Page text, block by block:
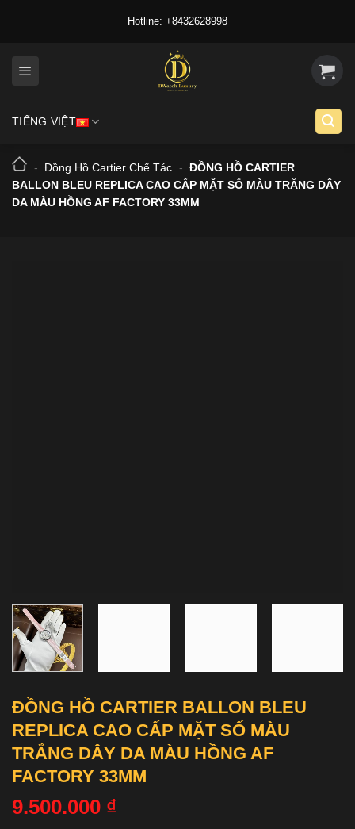
Hotline: +8432628998
TIẾNG VIỆT
- Đồng Hồ Cartier Chế Tác - ĐỒNG HỒ CARTIER
BALLON BLEU REPLICA CAO CẤP MẶT SỐ MÀU TRẮNG DÂY
DA MÀU HỒNG AF FACTORY 33MM
ĐỒNG HỒ CARTIER BALLON BLEU
REPLICA CAO CẤP MẶT SỐ MÀU
TRẮNG DÂY DA MÀU HỒNG AF
FACTORY 33MM
9.500.000 ₫